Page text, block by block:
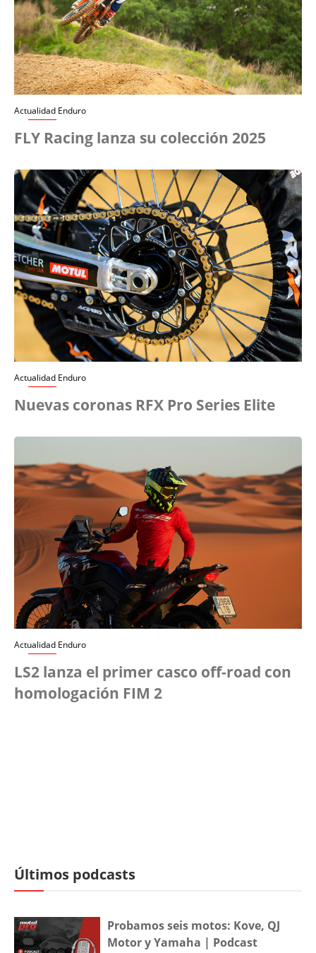
Actualidad Enduro
FLY Racing lanza su colección 2025
Actualidad Enduro
Nuevas coronas RFX Pro Series Elite
Actualidad Enduro
LS2 lanza el primer casco off-road con
homologación FIM 2
Últimos podcasts
Probamos seis motos: Kove, QJ
Motor y Yamaha | Podcast